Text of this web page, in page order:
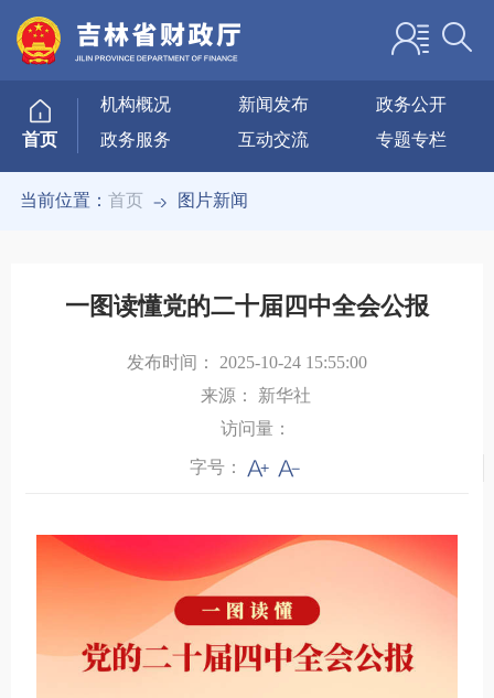
首页
机构概况 新闻发布
政务公开
政务服务
互动交流 专题专栏
当前位置：首页 图片新闻
一图读懂党的二十届四中全会公报
发布时间： 2025-10-24 15:55:00
来源：
新华社
访问量：
字号：